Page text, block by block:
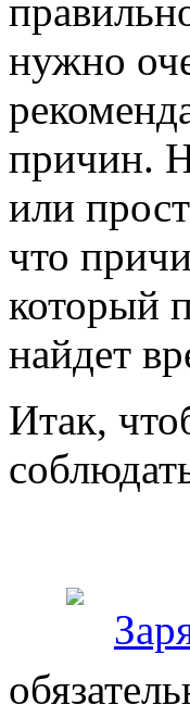
нужно
причин.
или
что
который
найдет
Итак,